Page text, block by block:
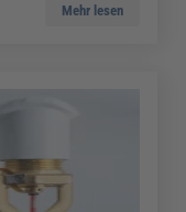
Mehr lesen